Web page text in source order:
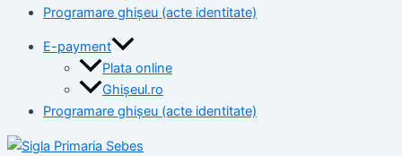
Programare ghișeu (acte identitate)
E-payment
Plata online
Ghișeul.ro
Programare ghișeu (acte identitate)